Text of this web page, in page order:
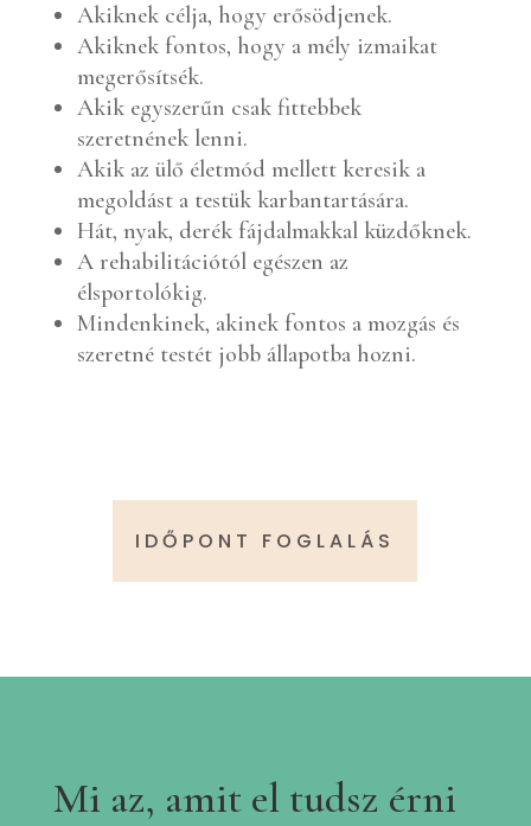
Akiknek célja, hogy erősödjenek.
Akiknek fontos, hogy a mély izmaikat
megerősítsék.
Akik egyszerűn csak fittebbek
szeretnének lenni.
Akik az ülő életmód mellett keresik a
megoldást a testük karbantartására.
Hát, nyak, derék fájdalmakkal küzdőknek.
A rehabilitációtól egészen az
élsportolókig.
Mindenkinek, akinek fontos a mozgás és
szeretné testét jobb állapotba hozni.
IDŐPONT FOGLALÁS
Mi az, amit el tudsz érni